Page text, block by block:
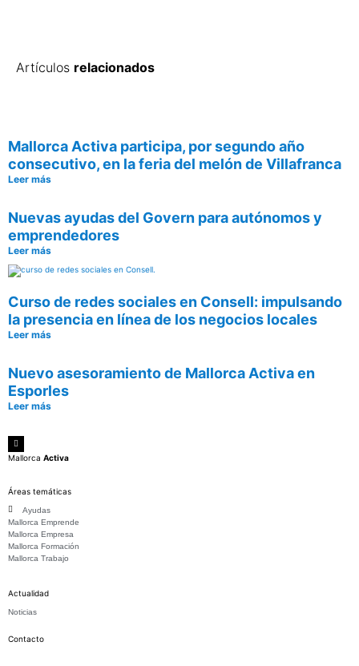
Artículos relacionados
Mallorca Activa participa, por segundo año
consecutivo, en la feria del melón de Villafranca
Leer más
Nuevas ayudas del Govern para autónomos y
emprendedores
Leer más
Curso de redes sociales en Consell: impulsando
la presencia en línea de los negocios locales
Leer más
Nuevo asesoramiento de Mallorca Activa en
Esporles
Leer más
Mallorca Activa
Áreas temáticas
Ayudas
Mallorca Emprende
Mallorca Empresa
Mallorca Formación
Mallorca Trabajo
Actualidad
Noticias
Contacto